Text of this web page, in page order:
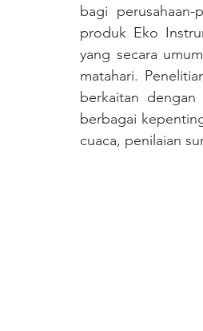
bagi
produk Eko
yang secara
matahari.
berkaitan
berbagai
cuaca, penilaian